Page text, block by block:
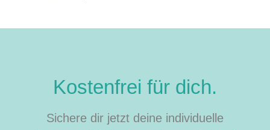
Kostenfrei für dich.
Sichere dir jetzt deine individuelle